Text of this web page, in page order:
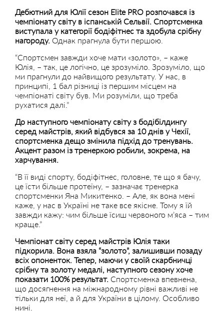
Дебютний для Юлії сезон Elite PRO розпочався із
чемпіонату світу в іспанській Сельвії. Спортсменка
виступала у категорії бодіфітнес та здобула срібну
нагороду. Однак прагнула бути першою.
“Спортсмен завжди хоче мати «золото», – каже
Юлія, – так, це логічно, це зрозуміло. Зрозуміло, що
ми прагнули до найвищого результату. У нас, в
принципі, 1 бал різниці із першим місцем на
чемпіонаті світу був. Ми розуміли, що треба
рухатися далі.”
До наступного чемпіонату світу з бодібілдингу
серед майстрів, який відбувся за 10 днів у Чехії,
спортсменка дещо змінила підхід до тренувань.
Акцент разом із тренеркою робили, зокрема, на
харчування.
“В її виді спорту, бодіфітнес, головне, те що я бачу,
це їсти більше протеїну, – зазначає тренерка
спортсменки Яна Микитенко. – Але, як вона мені
каже, у нас в Україні не таке все якісне. Тому я їй
завжди кажу: чим більше їсиш червоного м’яса – тим
краще.”
Чемпіонат світу серед майстрів Юлія таки
підкорила. Вона взяла “золото”, залишивши позаду
всіх опоненток. Тепер, маючи у своїй скарбничці
срібну та золоту медалі, наступного сезону хоче
показати 100% результат. Спортсменка впевнена,
що досягнення на міжнародному рівні важливі не
тільки для неї, а й для України в цілому. Особливо
нині.